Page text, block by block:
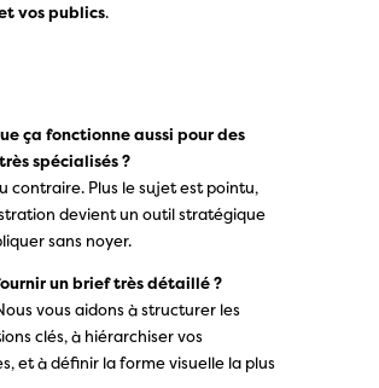
vos publics.
ça fonctionne aussi pour des
spécialisés ?
contraire. Plus le sujet est pointu,
devient un outil stratégique
sans noyer.
un brief très détaillé ?
vous aidons à structurer les
clés, à hiérarchiser vos
et à définir la forme visuelle la plus